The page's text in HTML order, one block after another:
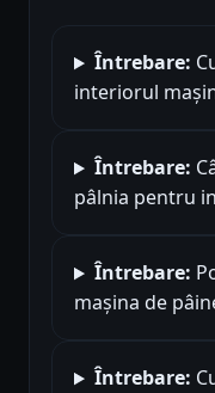
Întrebare:
interiorul
Întrebare:
pâlnia pentru
Întrebare:
mașina de
Întrebare: